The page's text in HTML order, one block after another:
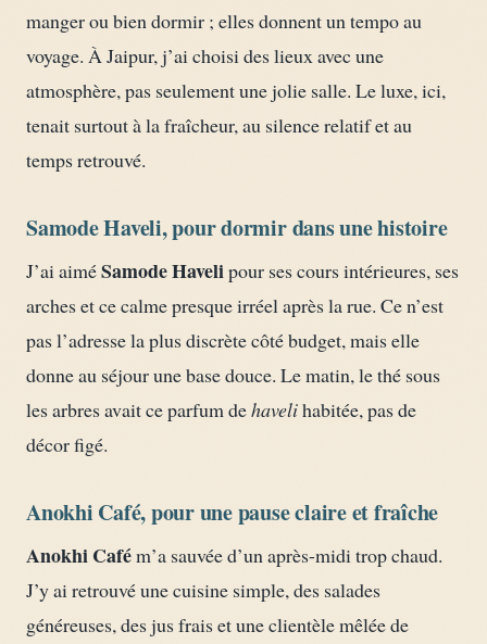
manger ou bien dormir ; elles donnent un tempo au
voyage. À Jaipur, j’ai choisi des lieux avec une
atmosphère, pas seulement une jolie salle. Le luxe, ici,
tenait surtout à la fraîcheur, au silence relatif et au
temps retrouvé.
Samode Haveli, pour dormir dans une histoire
J’ai aiméSamode Havelipour ses cours intérieures, ses
arches et ce calme presque irréel après la rue. Ce n’est
pas l’adresse la plus discrète côté budget, mais elle
donne au séjour une base douce. Le matin, le thé sous
les arbres avait ce parfum dehavelihabitée, pas de
décor figé.
Anokhi Café, pour une pause claire et fraîche
Anokhi Cafém’a sauvée d’un après-midi trop chaud.
J’y ai retrouvé une cuisine simple, des salades
généreuses, des jus frais et une clientèle mêlée de